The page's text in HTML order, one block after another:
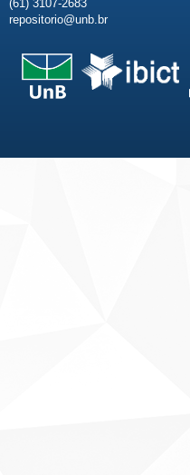
(61) 3107-2683
repositorio@unb.br